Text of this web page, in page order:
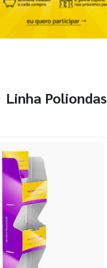
Linha Poliondas